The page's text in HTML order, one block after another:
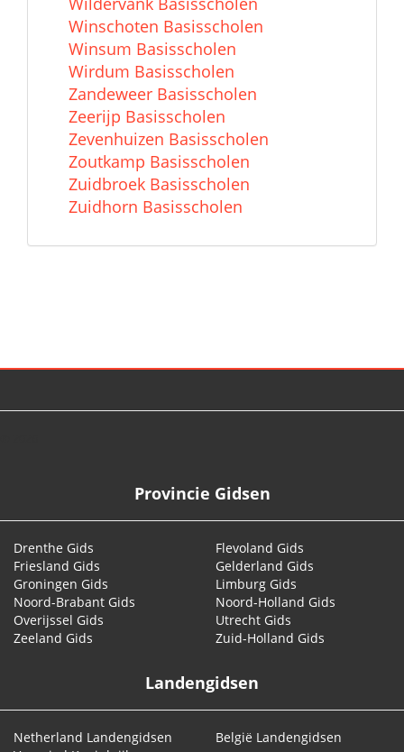
Winschoten Basisscholen
Winsum Basisscholen
Wirdum Basisscholen
Zandeweer Basisscholen
Zeerijp Basisscholen
Zevenhuizen Basisscholen
Zoutkamp Basisscholen
Zuidbroek Basisscholen
Zuidhorn Basisscholen
Provincie Gidsen
Drenthe Gids
Flevoland Gids
Friesland Gids
Gelderland Gids
Groningen Gids
Limburg Gids
Noord-Brabant Gids
Noord-Holland Gids
Overijssel Gids
Utrecht Gids
Zeeland Gids
Zuid-Holland Gids
Landengidsen
Netherland Landengidsen
België Landengidsen